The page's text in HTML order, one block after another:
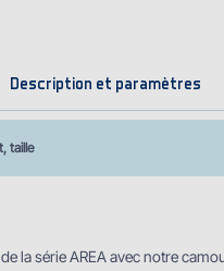
Description et paramètres
taille
la série AREA avec notre